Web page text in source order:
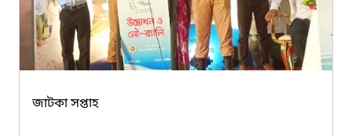
জাটকা সপ্তাহ